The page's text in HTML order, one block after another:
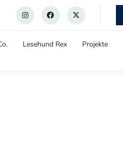
Lesehund Rex Projekte